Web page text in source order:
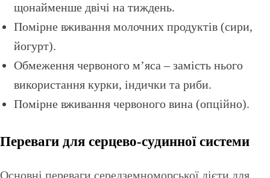
щонайменше двічі на тиждень.
Помірне вживання молочних продуктів (сири,
йогурт).
Обмеження червоного м’яса – замість нього
використання курки, індички та риби.
Помірне вживання червоного вина (опційно).
Переваги для серцево-судинної системи
Основні переваги середземноморської дієти для